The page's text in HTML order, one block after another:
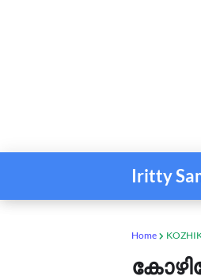
Iritty
Home